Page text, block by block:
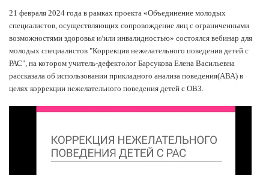
21 февраля 2024 года в рамках проекта «Объединение молодых
специалистов, осуществляющих сопровождение лиц с ограниченными
возможностями здоровья и/или инвалидностью» состоялся вебинар для
молодых специалистов "Коррекция нежелательного поведения детей с
РАС", на котором учитель-дефектолог Барсукова Елена Васильевна
рассказала об использовании прикладного анализа поведения(АВА) в
целях коррекции нежелательного поведения детей с ОВЗ.